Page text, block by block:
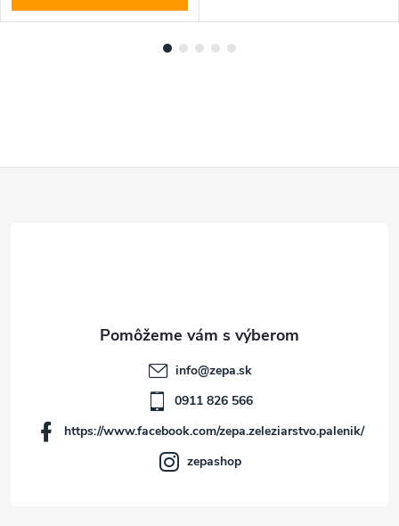
info@zepa.sk
0911 826 566
https://www.facebook.com/zepa.zeleziarstvo.palenik/
zepashop